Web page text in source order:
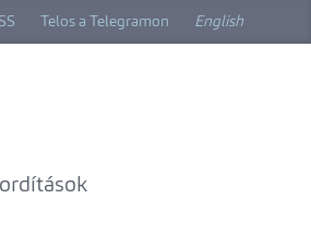
Telos a Telegramon English